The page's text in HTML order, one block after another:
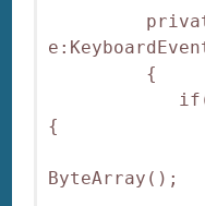
private
{
if(
{
var
ByteArray();